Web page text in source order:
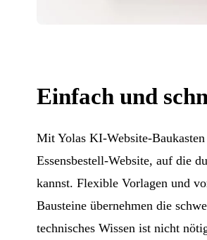
Einfach und
Mit Yolas KI-Website-
Essensbestell-Website, auf die
kannst. Flexible Vorlagen und
Bausteine übernehmen die
technisches Wissen ist nicht